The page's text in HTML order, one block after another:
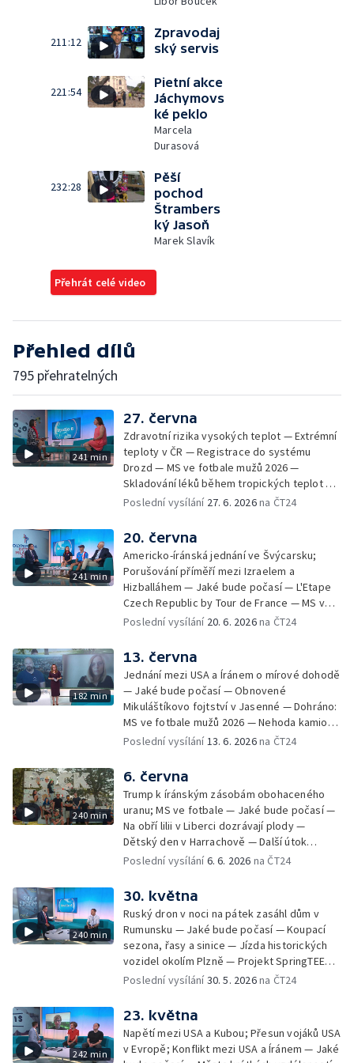
211:12
Zpravodaj
ský servis
221:54
Pietní akce
Jáchymovs
ké peklo
Marcela
Durasová
232:28
Pěší
pochod
Štrambers
ký Jasoň
Marek Slavík
Přehrát celé video
Přehled dílů
795 přehratelných
241 min
27. června
Zdravotní rizika vysokých teplot — Extrémní
teploty v ČR — Registrace do systému
Drozd — MS ve fotbale mužů 2026 —
Skladování léků během tropických teplot —
MFF KV: proměny vizuální identity v průběhu
Jak se chovat v národních parcích a CHKO —
Festival Bystřička — Výjezdy záchranné
služby kvůli vedrům; Příprava lékárničky na
dovolenou; Body záchrany — Extrémní
teploty v Polsku a na Slovensku — Nový
způsob sledování růstu a chování korálů —
Letní soutěž Déčka Operace abeceda —
vody — Péče o rostliny v horkých dnech —
Cestovní pojištění do zahraničí — Festival
Zlín žije 2026 — Vodní záchranáři v
pohotovosti; Hlídky brněnských záchranářů
kvůli ohňostroji
Poslední vysílání 27. 6. 2026na ČT24
241 min
20. června
Americko-íránská jednání ve Švýcarsku;
Porušování příměří mezi Izraelem a
Hizballáhem — Jaké bude počasí — L'Etape
Czech Republic by Tour de France — MS ve
fotbale mužů 2026 — Světový den ALS —
samosběr česneku v Česku — Dobrá kvalita
vody ke koupání v Praze — 11 českých škol
s certifikátem Světová škola — Charitativní
běh RUN4HELP — Jak se chovat v horkém
počasí — Olympiáda dětí a mládeže v Praze
— Dobrovolníci uklízejí řeku Sázavu —
Koupání ve vodní nádrži Slezská Harta —
Collegium 1704 na festivalu Smetanova
Litomyšl — V Havlíčkově Brodě mají dům pro
vlaštovky — Záchranáři radí, jak se chovat u
vody v horku
Poslední vysílání 20. 6. 2026na ČT24
182 min
13. června
Jednání mezi USA a Íránem o mírové dohodě
— Jaké bude počasí — Obnovené
Mikuláštíkovo fojtství v Jasenné — Dohráno:
MS ve fotbale mužů 2026 — Nehoda kamionů
u Brna — V Bratislavě se narodila siamská
nezabezpečeného výkopu — Jak mluvit s
dětmi o penězích — Novela zákona o střetu
zájmů; Financování veřejnoprávních médií —
84 let od vyhlazení Lidic — Mezinárodní den
povědomí o albinismu — Pořad Zkraje o
fenoménu dobrovolných hasičů — První blok
přístupových jednání s Ukrajinou — Polovina
Poslední vysílání 13. 6. 2026na ČT24
240 min
6. června
Trump k íránským zásobám obohaceného
uranu; MS ve fotbale — Jaké bude počasí —
Na obří lilii v Liberci dozrávají plody —
Dětský den v Harrachově — Další útok
medvěda na člověka na Slovensku — Černé
tenisové výkony na Roland Garros —
Smrtelné nehody motorkářů na českých
silnicích — Mezinárodní festival nového
cirkusu Cirk-UFF — Ošetření po bodnutí
hmyzem — 113. ročník veslařského závodu
Primátorky — Zelenskyj navrhl v dopise
Putinovi schůzku; Putin jednal se
for People — Den otevřených dveří
Archeologického centra Olomouc —
Blahořečení kněží Buly a Drboly — Bahna
Poslední vysílání6. 6. 2026 na ČT24
240 min
30. května
Ruský dron v noci na pátek zasáhl dům v
Rumunsku — Jaké bude počasí — Koupací
sezona, řasy a sinice — Jízda historických
vozidel okolím Plzně — Projekt SpringTEEN
— Černé ovce: komplikace při odletu na
Podještědí — Vědci rozluštili tzv. Borgovu
šifru — Festival Karoliny Světlé —
Roztroušenou sklerózu se daří zachytit včas
— Pořad Zkraje o černých stavbách —
Poslední vysílání30. 5. 2026na ČT24
242 min
23. května
Napětí mezi USA a Kubou; Přesun vojáků USA
v Evropě; Konflikt mezi USA a Íránem — Jaké